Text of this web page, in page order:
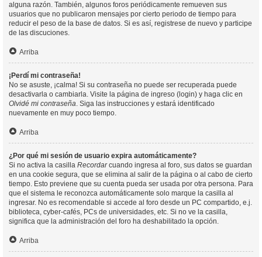
alguna razón. También, algunos foros periódicamente remueven sus
usuarios que no publicaron mensajes por cierto periodo de tiempo para
reducir el peso de la base de datos. Si es así, registrese de nuevo y participe
de las discuciones.
Arriba
¡Perdí mi contraseña!
No se asuste, ¡calma! Si su contraseña no puede ser recuperada puede
desactivarla o cambiarla. Visite la página de ingreso (login) y haga clic en
Olvidé mi contraseña. Siga las instrucciones y estará identificado
nuevamente en muy poco tiempo.
Arriba
¿Por qué mi sesión de usuario expira automáticamente?
Si no activa la casilla Recordarcuando ingresa al foro, sus datos se guardan
en una cookie segura, que se elimina al salir de la página o al cabo de cierto
tiempo. Esto previene que su cuenta pueda ser usada por otra persona. Para
que el sistema le reconozca automáticamente solo marque la casilla al
ingresar. No es recomendable si accede al foro desde un PC compartido, e.j.
biblioteca, cyber-cafés, PCs de universidades, etc. Si no ve la casilla,
significa que la administración del foro ha deshabilitado la opción.
Arriba